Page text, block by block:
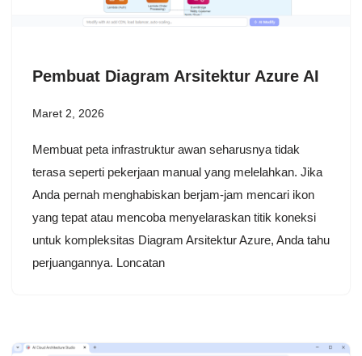
Pembuat Diagram Arsitektur Azure AI
Maret 2, 2026
Membuat peta infrastruktur awan seharusnya tidak
terasa seperti pekerjaan manual yang melelahkan. Jika
Anda pernah menghabiskan berjam-jam mencari ikon
yang tepat atau mencoba menyelaraskan titik koneksi
untuk kompleksitas Diagram Arsitektur Azure, Anda tahu
perjuangannya. Loncatan